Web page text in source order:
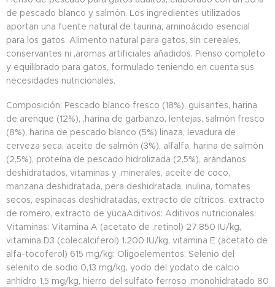
de pescado blanco y salmón. Los ingredientes utilizados
aportan una fuente natural de taurina, aminoácido esencial
para los gatos. Alimento natural para gatos, sin cereales,
conservantes ni ,aromas artificiales añadidos. Pienso completo
y equilibrado para gatos, formulado teniendo en cuenta sus
necesidades nutricionales.
Composición: Pescado blanco fresco (18%), guisantes, harina
de arenque (12%), ,harina de garbanzo, lentejas, salmón fresco
(8%), harina de pescado blanco (5%) linaza, levadura de
cerveza seca, aceite de salmón (3%), alfalfa, harina de salmón
(2,5%), proteína de pescado hidrolizada (2,5%), arándanos
deshidratados, vitaminas y ,minerales, aceite de coco,
manzana deshidratada, pera deshidratada, inulina, tomates
secos, espinacas deshidratadas, extracto de cítricos, extracto
de romero, extracto de yucaAditivos: Aditivos nutricionales:
Vitaminas: Vitamina A (acetato de ,retinol) 27.850 IU/kg,
vitamina D3 (colecalciferol) 1.200 IU/kg, vitamina E (acetato de
alfa-tocoferol) 615 mg/kg: Oligoelementos: Selenio del
selenito de sodio 0,13 mg/kg, yodo del yodato de calcio
anhidro 1,5 mg/kg, hierro del sulfato ferroso ,monohidratado 80